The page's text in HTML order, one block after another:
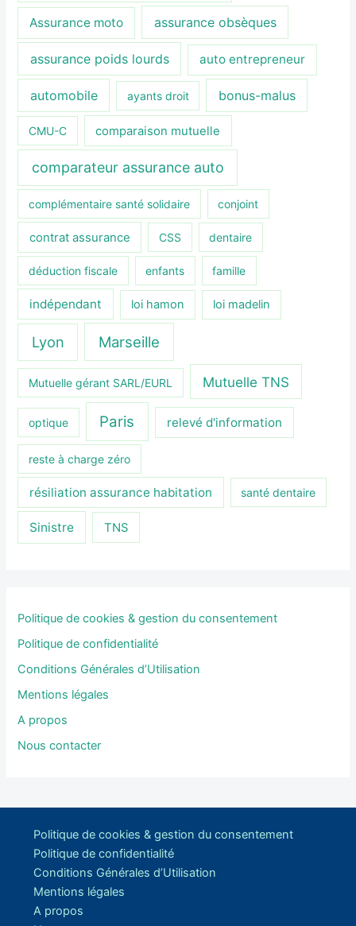
Assurance moto assurance obsèques
assurance poids lourds auto entrepreneur
automobile ayants droit bonus-malus
CMU-C comparaison mutuelle
comparateur assurance auto
complémentaire santé solidaire conjoint
contrat assurance CSS dentaire
déduction fiscale enfants famille
indépendant loi hamon loi madelin
Lyon Marseille
Mutuelle gérant SARL/EURL Mutuelle TNS
optique Paris relevé d'information
reste à charge zéro
résiliation assurance habitation santé dentaire
Sinistre TNS
Politique de cookies & gestion du consentement
Politique de confidentialité
Conditions Générales d’Utilisation
Mentions légales
A propos
Nous contacter
Politique de cookies & gestion du consentement
Politique de confidentialité
Conditions Générales d’Utilisation
Mentions légales
A propos